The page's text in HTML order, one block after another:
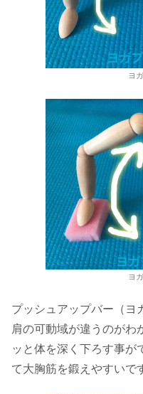
ヨ
ヨ
プッシュアップバー（ヨ
肩の可動域が違うのがわ
ッと体を深く下ろす事が
て大胸筋を鍛えやすいで